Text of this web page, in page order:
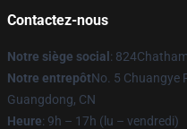
Contactez-nous
Notre siège social :
Notre entrepôtNo. 5 Chuangye
Guangdong, CN
Heure: 9h – 17h (lu – vendredi)